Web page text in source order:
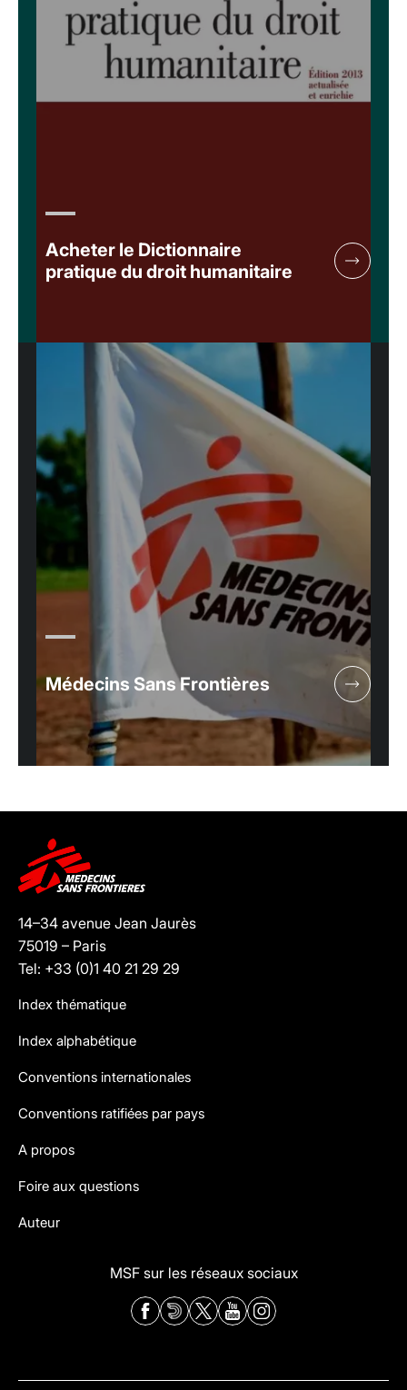
Acheter le Dictionnaire
pratique du droit humanitaire
Médecins Sans Frontières
14–34 avenue Jean Jaurès
75019 – Paris
Tel: +33 (0)1 40 21 29 29
Index thématique
Index alphabétique
Conventions internationales
Conventions ratifiées par pays
A propos
Foire aux questions
Auteur
MSF sur les réseaux sociaux